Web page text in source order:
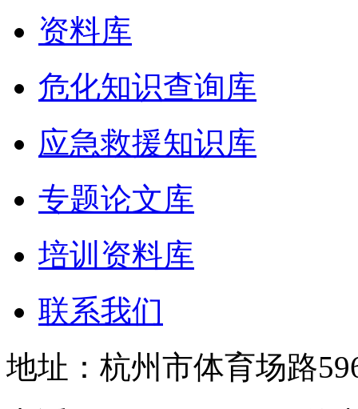
资料库
危化知识查询库
应急救援知识库
专题论文库
培训资料库
联系我们
地址：杭州市体育场路